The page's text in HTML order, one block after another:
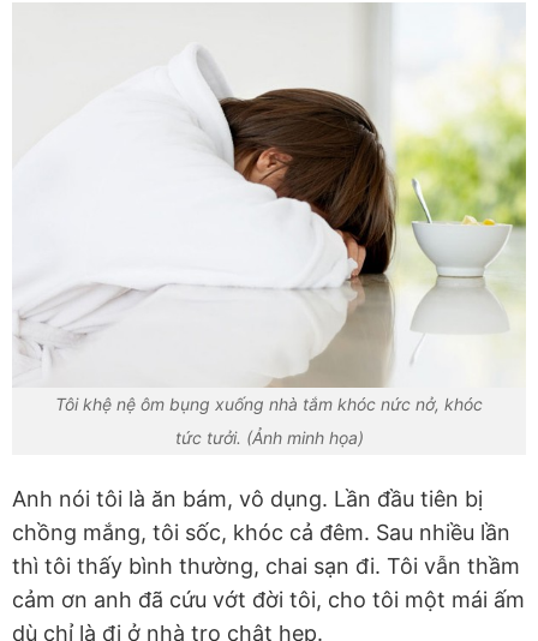
Tôi khệ nệ ôm bụng xuống nhà tắm khóc nức nở, khóc
tức tưởi. (Ảnh minh họa)
Anh nói tôi là ăn bám, vô dụng. Lần đầu tiên bị
chồng mắng, tôi sốc, khóc cả đêm. Sau nhiều lần
thì tôi thấy bình thường, chai sạn đi. Tôi vẫn thầm
cảm ơn anh đã cứu vớt đời tôi, cho tôi một mái ấm
dù chỉ là đi ở nhà trọ chật hẹp.